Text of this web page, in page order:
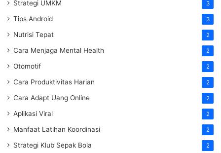
Strategi UMKM 3
Tips Android 3
Nutrisi Tepat 2
Cara Menjaga Mental Health 2
Otomotif 2
Cara Produktivitas Harian 2
Cara Adapt Uang Online 2
Aplikasi Viral 2
Manfaat Latihan Koordinasi 2
Strategi Klub Sepak Bola 2